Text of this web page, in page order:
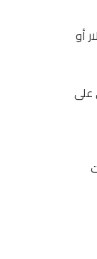
السولار أو
2 لتر وقود حيوى على